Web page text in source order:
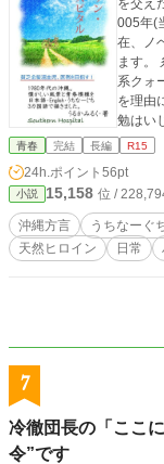
を交え
005年(
在、ノ
ます。 糸満市生まれの上間(うえま・つとむ)はアメリカ白人
系クォ
を理由
勉はい
店から
である
長助は
園でサ
かされ
始めま
学で
シン
ルが
う情
て勉は
青春 完結 長編 R15
24h.ポイント 56pt
小説 15,158 位 /
沖縄方言 うちなーぐ
天然ヒロイン
日常
7
冷徹団長の「ここ
令”です